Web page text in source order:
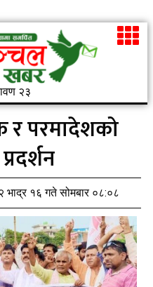
२३
र परमादेशको
भाद्र १६ गते सोमबार ०८:०८